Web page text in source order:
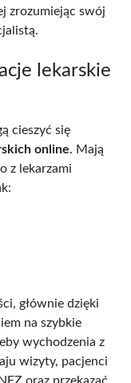
zrozumiejąc swój
lekarskie
cieszyć się
online. Mają
z lekarzami
głównie dzięki
na szybkie
wychodzenia z
wizyty, pacjenci